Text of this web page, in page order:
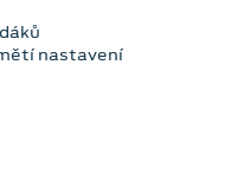
nastavení